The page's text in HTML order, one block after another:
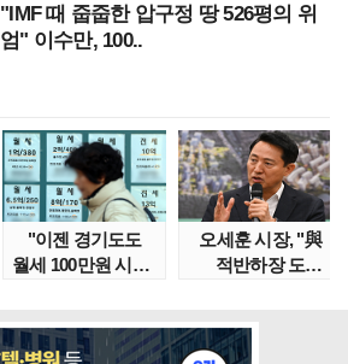
"IMF 때 줍줍한 압구정 땅 526평의 위
엄" 이수만, 100..
"이젠 경기도도
월세 100만원 시대"
오세훈 시장, "與
적반하장 도